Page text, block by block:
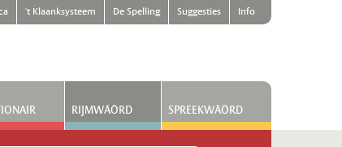
't Klaanksysteem De Spelling Suggesties Info
RIJMWÄÖRD SPREEKWÄÖRD